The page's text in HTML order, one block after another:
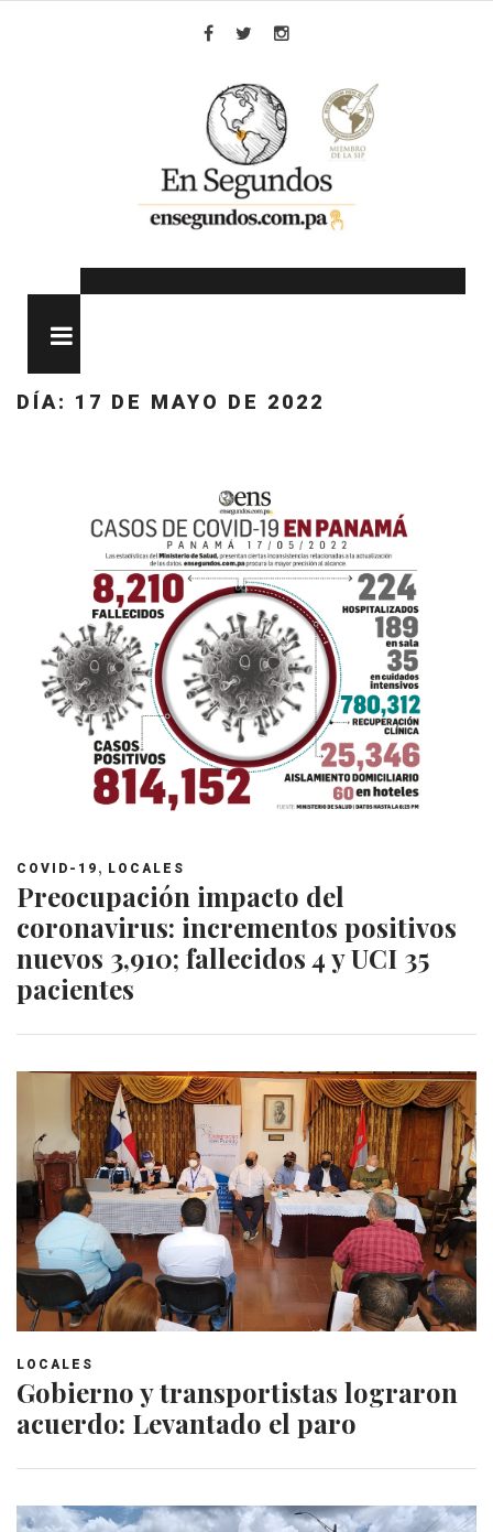
DÍA: 17 DE MAYO DE 2022
COVID-19 , LOCALES
Preocupación impacto del
coronavirus: incrementos positivos
nuevos 3,910; fallecidos 4 y UCI 35
pacientes
LOCALES
Gobierno y transportistas lograron
acuerdo: Levantado el paro